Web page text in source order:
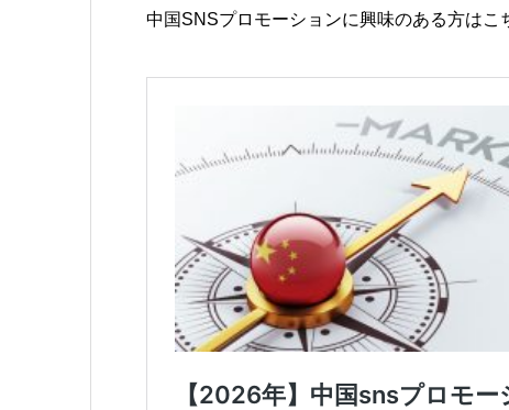
中国SNSプロモーションに興味のある方はこ